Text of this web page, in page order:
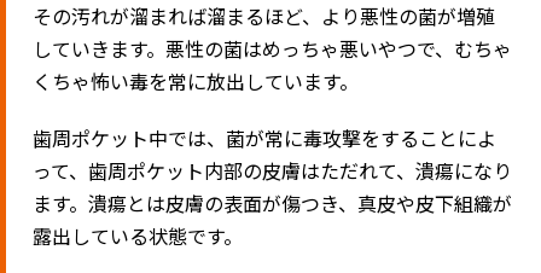
その汚れが溜まれば溜まるほど、より悪性の菌が増殖
していきます。悪性の菌はめっちゃ悪いやつで、むちゃ
くちゃ怖い毒を常に放出しています。
歯周ポケット中では、菌が常に毒攻撃をすることによ
って、歯周ポケット内部の皮膚はただれて、潰瘍になり
ます。潰瘍とは皮膚の表面が傷つき、真皮や皮下組織が
露出している状態です。